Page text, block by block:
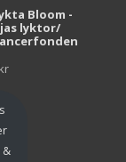
Bloom -
lyktor/
kr
&